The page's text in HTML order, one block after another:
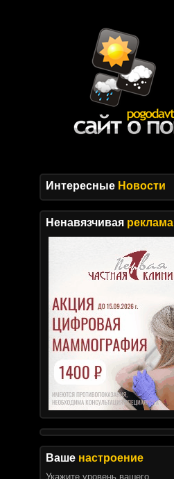
Интересные Новости
Ненавязчивая реклама
Ваше настроение
Укажите уровень вашего